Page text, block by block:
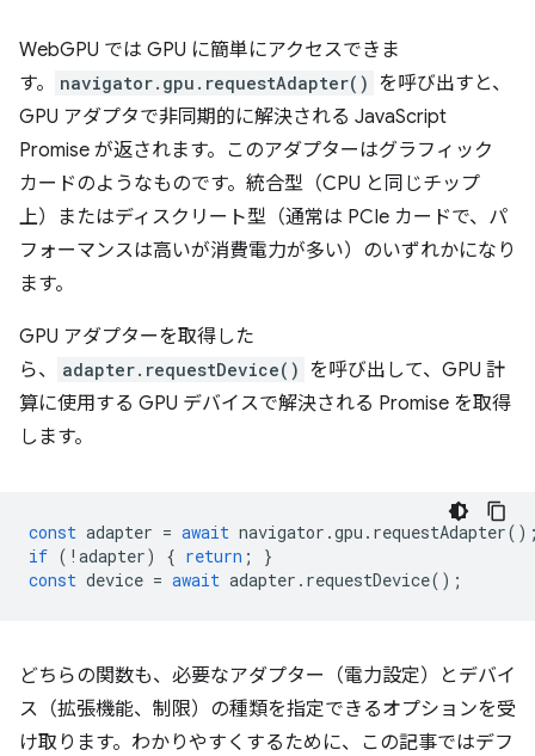
WebGPU では GPU に簡単にアクセスできま
す。
navigator.gpu.requestAdapter() を呼び出すと、
GPU アダプタで非同期的に解決される JavaScript
Promise が返されます。このアダプターはグラフィック
カードのようなものです。統合型（CPU と同じチップ
上）またはディスクリート型（通常は PCIe カードで、パ
フォーマンスは高いが消費電力が多い）のいずれかになり
ます。
GPU アダプターを取得した
ら、
adapter.requestDevice() を呼び出して、GPU 計
算に使用する GPU デバイスで解決される Promise を取得
します。
const adapter = await navigator .gpu . requestAdapter
if ( ! adapter) { return ;
}
const device = await adapter . requestDevice();
どちらの関数も、必要なアダプター（電力設定）とデバイ
ス（拡張機能、制限）の種類を指定できるオプションを受
け取ります。わかりやすくするために、この記事ではデフ